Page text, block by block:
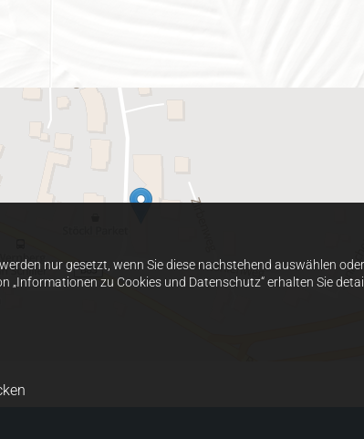
nur gesetzt, wenn Sie diese nachstehend auswählen
zu Cookies und Datenschutz“ erhalten Sie